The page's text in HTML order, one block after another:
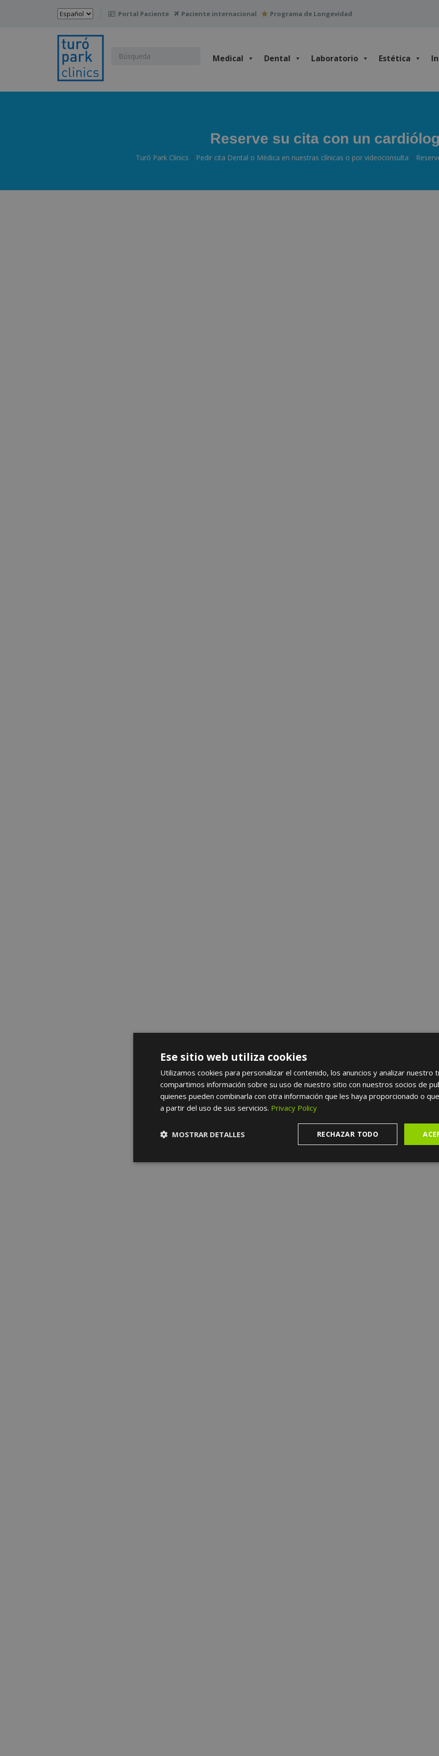
Elegir
 Portal Paciente Paciente internacional Programa de Longevidad
Buscar: Medical Dental Laboratorio Estética
Reserve su cita con un
Turó Park Clinics Pedir cita Dental o Médica en nuestras clínicas o por videoconsulta
Ese sitio web utiliza cookies
Utilizamos cookies para personalizar el contenido, los anuncios y analizar nuestro
compartimos información sobre su uso de nuestro sitio con nuestros socios de
quienes pueden combinarla con otra información que les haya proporcionado o
a partir del uso de sus servicios. Privacy Policy
RECHAZAR TODO
MOSTRAR DETALLES